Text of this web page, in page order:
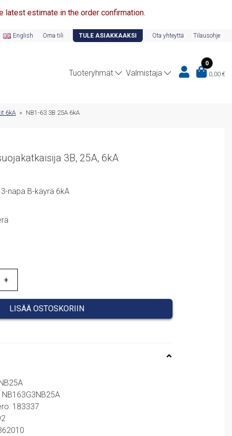
latest estimate in the order confirmation.
English Oma tili TULE ASIAKKAAKSI Ota yhteyttä Tilausohje
Tuoteryhmät Valmistaja
0
0,00 €
6kA » NB1-63 3B 25A 6kA
3B, 25A, 6kA
napa B-käyrä 6kA
LISÄÄ OSTOSKORIIN
183337